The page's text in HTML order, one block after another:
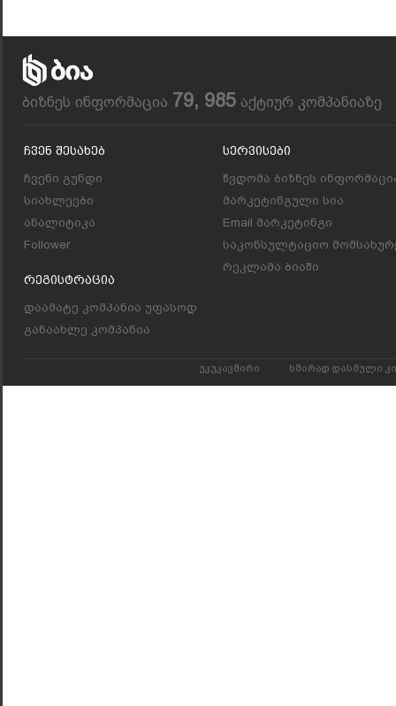
ბიზნეს ინფორმაცია 79, 985 აქტიურ კომპანიაზე
Ჩვენ Შესახებ
ჩვენი გუნდი
სიახლეები
ანალიტიკა
Follower
Რეგისტრაცია
დაამატე კომპანია უფასოდ
განაახლე კომპანია
Სერვისები
წვდომა ბიზნეს
მარკეტინგული სია
Email მარკეტინგი
საკონსულტაციო
რეკლამა ბიაში
უკუკავშირი ხშირად დასმული